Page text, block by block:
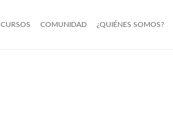
CURSOS COMUNIDAD ¿QUIÉNES SOMOS?